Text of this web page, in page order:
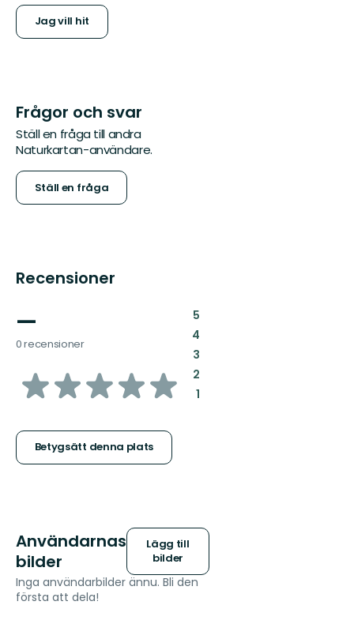
Jag vill hit
Frågor och svar
Ställ en fråga till andra
Naturkartan-användare.
Ställ en fråga
Recensioner
—
0 recensioner
av
stjärnor
Betygsätt denna plats
5:
4:
3:
2:
1:
Användarnas
bilder
Lägg till
bilder
Inga användarbilder ännu. Bli den
första att dela!